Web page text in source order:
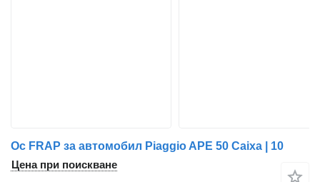
Ос FRAP за автомобил Piaggio APE 50 Caixa | 10
Цена при поискване